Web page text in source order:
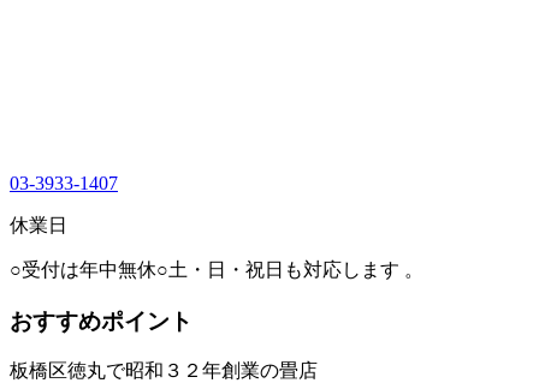
03-3933-1407
休業日
○受付は年中無休○土・日・祝日も対応します 。
おすすめポイント
板橋区徳丸で昭和３２年創業の畳店